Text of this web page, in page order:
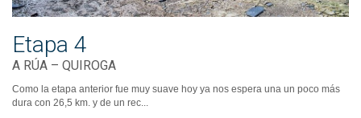
Etapa 4
A RÚA – QUIROGA
Como la etapa anterior fue muy suave hoy ya nos espera una un poco más
dura con 26,5 km. y de un rec...